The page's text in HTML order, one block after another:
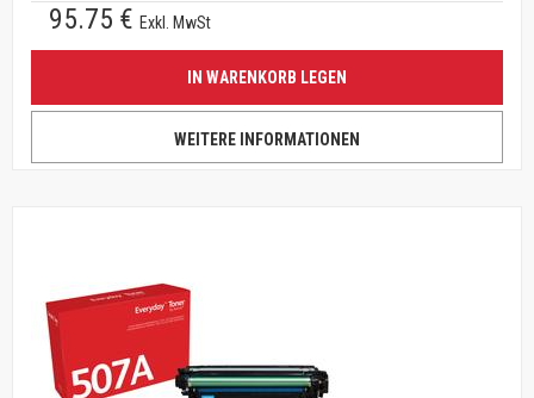
95.75 € Exkl. MwSt
IN WARENKORB LEGEN
WEITERE INFORMATIONEN